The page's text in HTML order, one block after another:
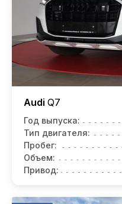
Audi Q7
Год выпуска:
Тип двигателя:
Пробег:
Объем:
Привод: